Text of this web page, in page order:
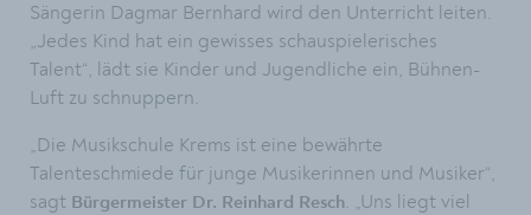
Sängerin Dagmar Bernhard wird den Unterricht leiten.
„Jedes Kind hat ein gewisses schauspielerisches
Talent“, lädt sie Kinder und Jugendliche ein, Bühnen-
Luft zu schnuppern.
„Die Musikschule Krems ist eine bewährte
Talenteschmiede für junge Musikerinnen und Musiker“,
sagt Bürgermeister Dr. Reinhard Resch. „Uns liegt viel